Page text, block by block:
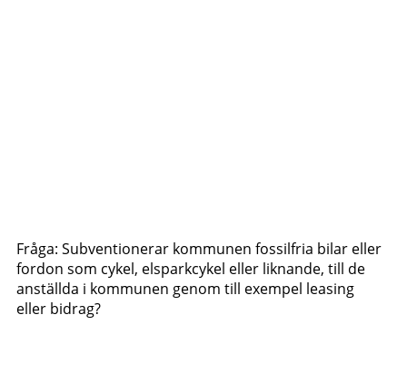
Fråga: Subventionerar kommunen fossilfria bilar eller
fordon som cykel, elsparkcykel eller liknande, till de
anställda i kommunen genom till exempel leasing
eller bidrag?